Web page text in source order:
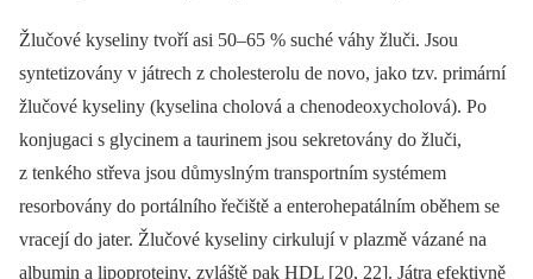
Žlučové kyseliny tvoří asi 50–65 % suché váhy žluči. Jsou
syntetizovány v játrech z cholesterolu de novo, jako tzv. primární
žlučové kyseliny (kyselina cholová a chenodeoxycholová). Po
konjugaci s glycinem a taurinem jsou sekretovány do žluči,
z tenkého střeva jsou důmyslným transportním systémem
resorbovány do portálního řečiště a enterohepatálním oběhem se
vracejí do jater. Žlučové kyseliny cirkulují v plazmě vázané na
albumin a lipoproteiny, zvláště pak HDL [20, 22]. Játra efektivně